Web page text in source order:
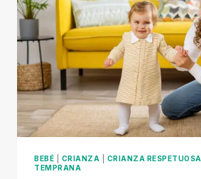
PARA
NIÑOS:
DESARROLLANDO
MENTECITOS
CREATIVOS
BEBÉ CRIANZA CRIANZA RESPETUOSA
TEMPRANA